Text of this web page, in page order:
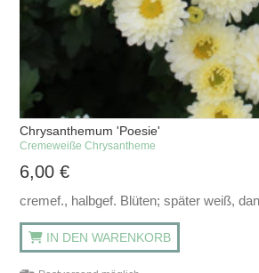
Chrysanthemum 'Poesie'
Cremeweiße Chrysantheme
6,00€
cremef., halbgef. Blüten; später weiß,
IN DEN WARENKORB